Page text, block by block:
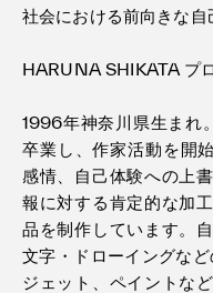
社会における前向きな自
HARUNA SHIKATA プ
1996年神奈川県生まれ
卒業し、作家活動を開
感情、自己体験への上
報に対する肯定的な加
品を制作しています。
文字・ドローイングな
ジェット、ペイントな